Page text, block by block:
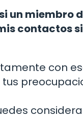
un miembro
contactos
con